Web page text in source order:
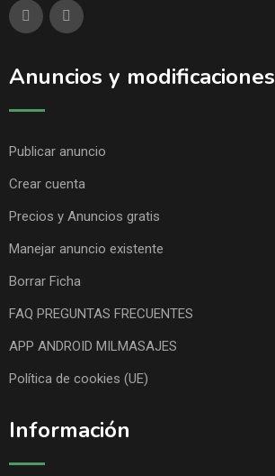
Anuncios y modificaciones
Publicar anuncio
Crear cuenta
Precios y Anuncios gratis
Manejar anuncio existente
Borrar Ficha
FAQ PREGUNTAS FRECUENTES
APP ANDROID MILMASAJES
Política de cookies (UE)
Información